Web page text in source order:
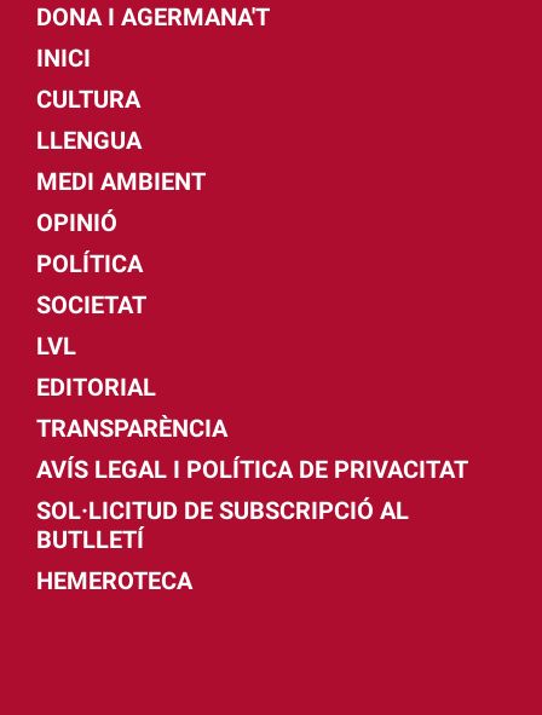
DONA I AGERMANA'T
INICI
CULTURA
LLENGUA
MEDI AMBIENT
OPINIÓ
POLÍTICA
SOCIETAT
LVL
EDITORIAL
TRANSPARÈNCIA
AVÍS LEGAL I POLÍTICA DE PRIVACITAT
SOL·LICITUD DE SUBSCRIPCIÓ AL
BUTLLETÍ
HEMEROTECA